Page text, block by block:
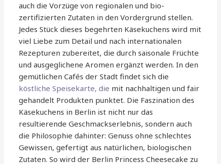
auch die Vorzüge von regionalen und bio-
zertifizierten Zutaten in den Vordergrund stellen.
Jedes Stück dieses begehrten Käsekuchens wird mit
viel Liebe zum Detail und nach internationalen
Rezepturen zubereitet, die durch saisonale Früchte
und ausgeglichene Aromen ergänzt werden. In den
gemütlichen Cafés der Stadt findet sich die
köstliche Speisekarte, die mit nachhaltigen und fair
gehandelt Produkten punktet. Die Faszination des
Käsekuchens in Berlin ist nicht nur das
resultierende Geschmackserlebnis, sondern auch
die Philosophie dahinter: Genuss ohne schlechtes
Gewissen, gefertigt aus natürlichen, biologischen
Zutaten. So wird der Berlin Princess Cheesecake zu